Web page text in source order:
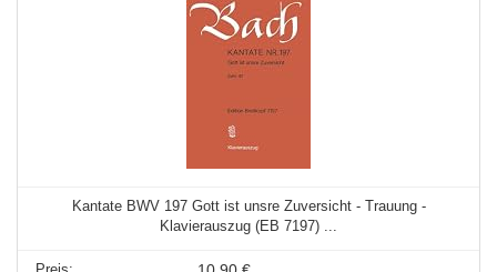
Kantate BWV 197 Gott ist unsre Zuversicht - Trauung -
Klavierauszug (EB 7197) ...